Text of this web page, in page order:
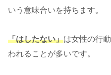
いう意味合いを持ちます。
「はしたない」は女性の行
われることが多いです。